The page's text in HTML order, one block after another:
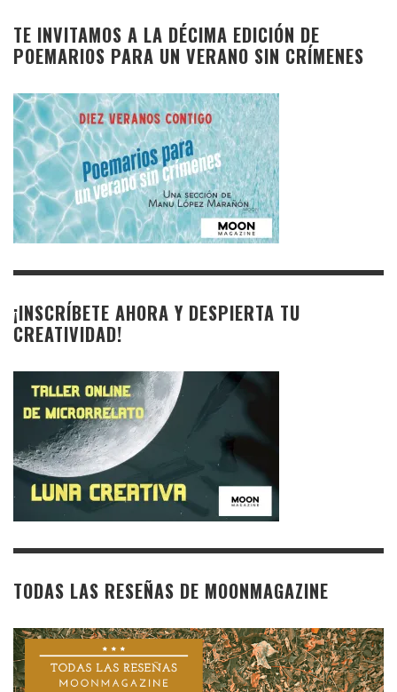
TE INVITAMOS A LA DÉCIMA EDICIÓN DE
POEMARIOS PARA UN VERANO SIN CRÍMENES
¡INSCRÍBETE AHORA Y DESPIERTA TU
CREATIVIDAD!
TODAS LAS RESEÑAS DE MOONMAGAZINE